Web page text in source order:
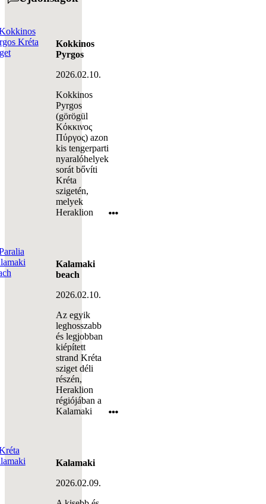
Kokkinos
Pyrgos
2026.02.10.
Kokkinos
Pyrgos
(görögül
Κόκκινος
Πύργος) azon
kis tengerparti
nyaralóhelyek
sorát bővíti
Kréta
szigetén,
melyek
Heraklion
Kalamaki
beach
2026.02.10.
Az egyik
leghosszabb
és legjobban
kiépített
strand Kréta
sziget déli
részén,
Heraklion
régiójában a
Kalamaki
Kalamaki
2026.02.09.